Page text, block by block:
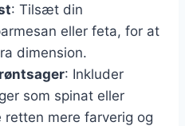
: Tilsæt din
eller feta, for at
dimension.
: Inkluder
som spinat eller
mere farverig og